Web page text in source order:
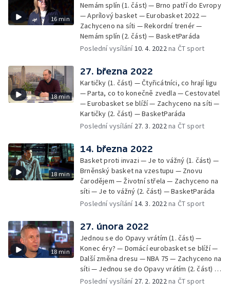
16 min
Nemám splín (1. část) — Brno patří do Evropy
— Aprílový basket — Eurobasket 2022 —
Zachyceno na síti — Rekordní trenér —
Nemám splín (2. část) — BasketParáda
Poslední vysílání10. 4. 2022na ČT sport
18 min
27. března 2022
Kartičky (1. část) — Čtyřicátníci, co hrají ligu
— Parta, co to konečně zvedla — Cestovatel
— Eurobasket se blíží — Zachyceno na síti —
Kartičky (2. část) — BasketParáda
Poslední vysílání 27. 3. 2022na ČT sport
18 min
14. března 2022
Basket proti invazi — Je to vážný (1. část) —
Brněnský basket na vzestupu — Znovu
čarodějem — Životní střela — Zachyceno na
síti — Je to vážný (2. část) — BasketParáda
Poslední vysílání14. 3. 2022na ČT sport
18 min
27. února 2022
Jednou se do Opavy vrátím (1. část) —
Konec éry? — Domácí eurobasket se blíží —
Další změna dresu — NBA 75 — Zachyceno na
síti — Jednou se do Opavy vrátím (2. část) —
BasketParáda
Poslední vysílání 27. 2. 2022na ČT sport